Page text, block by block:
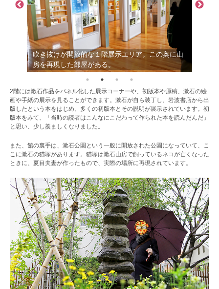
吹き抜けが開放的な１階展示エリア。この奥に山
房を再現した部屋がある。
2階には漱石作品をパネル化した展示コーナーや、初版本や原稿、漱石の絵
画や手紙の展示を見ることができます。漱石が自ら装丁し、岩波書店から出
版したという本をはじめ、多くの初版本とその説明が展示されています。初
版本をみて、「当時の読者はこんなにこだわって作られた本を読んだんだ」
と思い、少し羨ましくなりました。
また、館の裏手は、漱石公園という一般に開放された公園になっていて、こ
こに漱石の猫塚があります。猫塚は漱石山房で飼っているネコが亡くなった
ときに、夏目夫妻が作ったもので、実際の場所に再現されています。